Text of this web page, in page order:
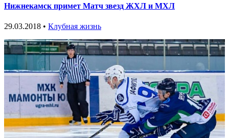
Нижнекамск примет Матч звезд ЖХЛ и МХЛ
29.03.2018 • Клубная жизнь